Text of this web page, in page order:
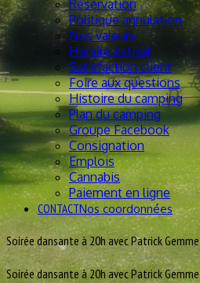
Réservation
Politique annulation
Nos valeurs
Horaire estival
Satisfaction client
Foire aux questions
Histoire du camping
Plan du camping
Groupe Facebook
Consignation
Emplois
Cannabis
Paiement en ligne
CONTACTNos coordonnées
Soirée dansante à 20h avec Patrick Gemme
Soirée dansante à 20h avec Patrick Gemme